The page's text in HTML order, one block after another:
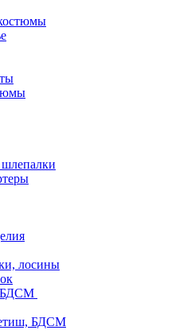
лосины
БДСМ
БДСМ